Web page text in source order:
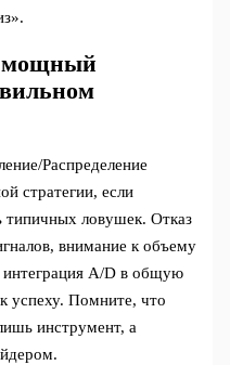
мощный
Распределение
стратегии, если
типичных ловушек. Отказ
внимание к объему
интеграция A/D в общую
успеху. Помните, что
инструмент, а